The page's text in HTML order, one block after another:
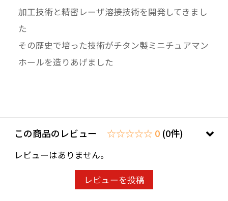
加工技術と精密レーザ溶接技術を開発してきまし
た
その歴史で培った技術がチタン製ミニチュアマン
ホールを造りあげました
この商品のレビュー ☆☆☆☆☆ 0 (0件)
レビューはありません。
レビューを投稿